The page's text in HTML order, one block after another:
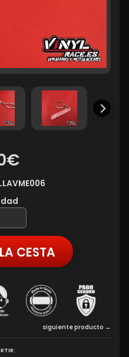
CESTA
siguiente producto →